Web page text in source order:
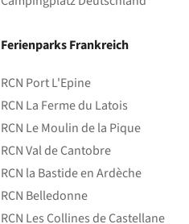
Ferienparks Frankreich
RCN Port L'Epine
RCN La Ferme du Latois
RCN Le Moulin de la Pique
RCN Val de Cantobre
RCN la Bastide en Ardèche
RCN Belledonne
RCN Les Collines de Castellane